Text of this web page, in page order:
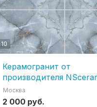
10
Керамогранит от
производителя
Москва
2 000 руб.